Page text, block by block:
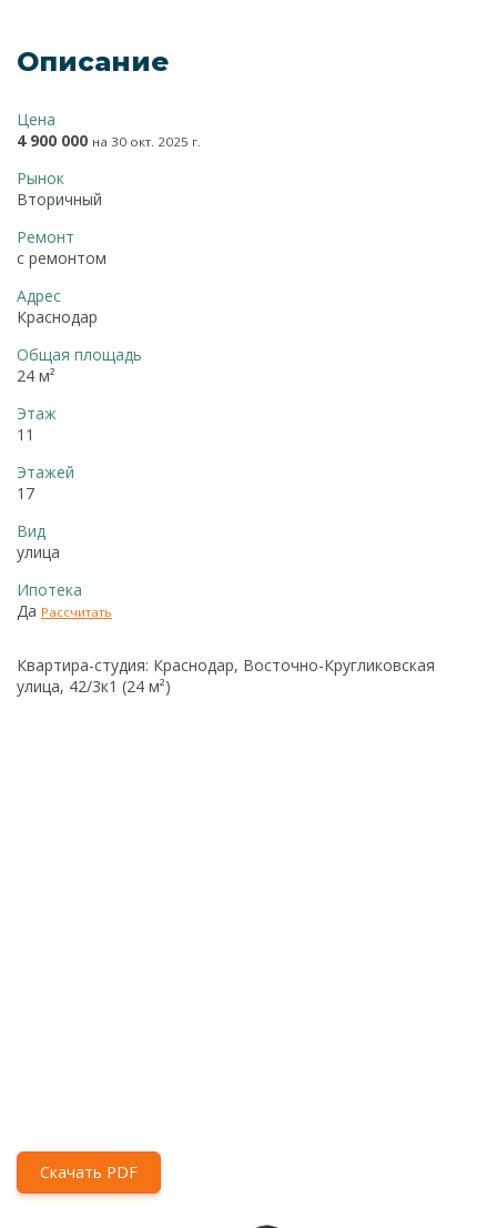
Описание
Цена
4 900 000 на 30 окт. 2025 г.
Рынок
Вторичный
Ремонт
с ремонтом
Адрес
Краснодар
Общая площадь
24 м²
Этаж
11
Этажей
17
Вид
улица
Ипотека
Да Рассчитать
Квартира-студия: Краснодар, Восточно-Кругликовская
улица, 42/3к1 (24 м²)
Скачать PDF